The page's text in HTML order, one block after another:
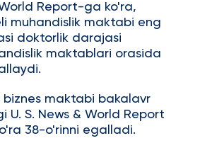
World Report-ga ko'ra,
muhandislik maktabi eng
doktorlik darajasi
maktablari orasida
biznes maktabi bakalavr
U. S. News & World Report
38-o'rinni egalladi.